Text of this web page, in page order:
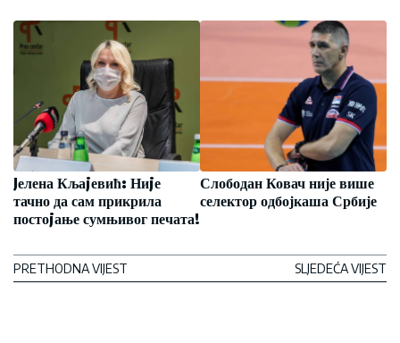
Jелена Кљаjевић: Ниjе
тачно да сам прикрила
постоjање сумњивог печата!
PRETHODNA VIJEST
Слободан Ковач није више
селектор одбојкаша Србије
SLJEDEĆA VIJEST